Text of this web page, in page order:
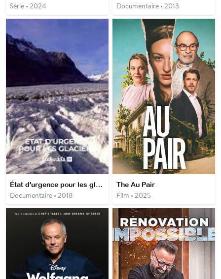
Série • 2024 Documentaire • 2013
État d'urgence pour les glaciers
Documentaire • 2018
The Au Pair
Film • 2025